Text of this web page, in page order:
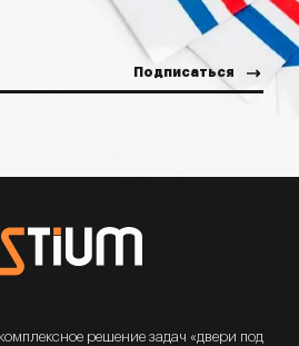
решение задач «двери под